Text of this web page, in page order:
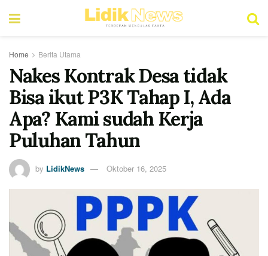
Home Berita Utama
Nakes Kontrak Desa tidak
Bisa ikut P3K Tahap I, Ada
Apa? Kami sudah Kerja
Puluhan Tahun
by LidikNews Oktober 16, 2025